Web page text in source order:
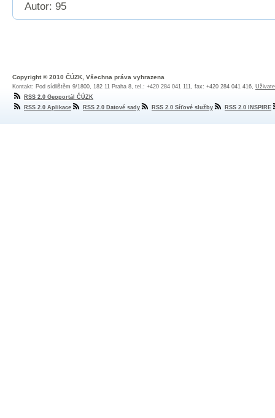
Autor: 95
Copyright © 2010 ČÚZK, Všechna práva vyhrazena
Kontakt: Pod sídlištěm 9/1800, 182 11 Praha 8, tel.: +420 284 041 111, fax: +420 284 041 416,
RSS 2.0 Geoportál ČÚZK
RSS 2.0 Aplikace
RSS 2.0 Datové sady RSS 2.0 Síťové služby RSS 2.0 INSPIRE